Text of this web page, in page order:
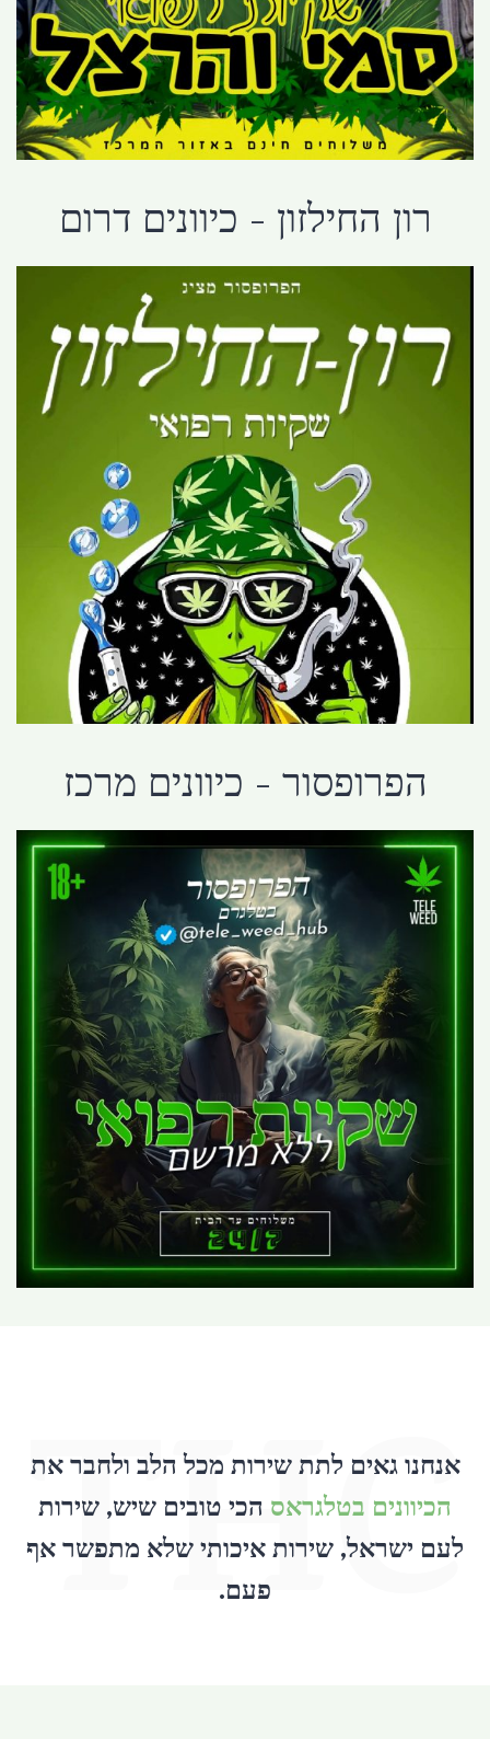
רון החילזון - כיוונים דרום
הפרופסור - כיוונים מרכז
THC
אנחנו גאים לתת שירות מכל הלב ולחבר את
הכיוונים בטלגראס הכי טובים שיש, שירות
לעם ישראל, שירות איכותי שלא מתפשר אף
פעם.